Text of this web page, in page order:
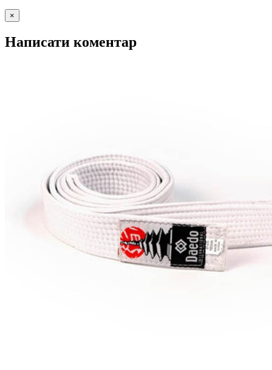
×
Написати коментар